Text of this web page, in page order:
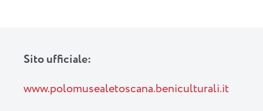
Sito ufficiale:
www.polomusealetoscana.beniculturali.it